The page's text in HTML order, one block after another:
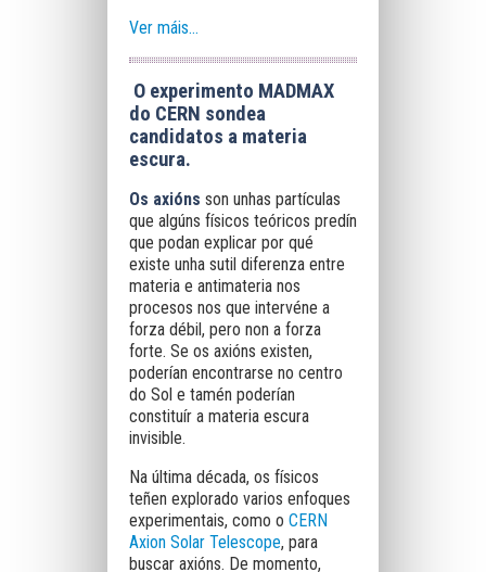
Ver máis…
O experimento MADMAX
do CERN sondea
candidatos a materia
escura.
Os axións son unhas partículas
que algúns físicos teóricos predín
que podan explicar por qué
existe unha sutil diferenza entre
materia e antimateria nos
procesos nos que intervéne a
forza débil, pero non a forza
forte. Se os axións existen,
poderían encontrarse no centro
do Sol e tamén poderían
constituír a materia escura
invisible.
Na última década, os físicos
teñen explorado varios enfoques
experimentais, como o CERN
Axion Solar Telescope, para
buscar axións. De momento,